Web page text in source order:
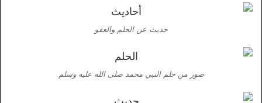
حديث عن الحلم والعفو
صور من حلم النبي محمد صلى الله عليه وسلم